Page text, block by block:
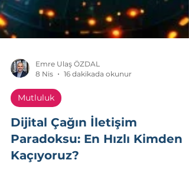
Emre Ulaş ÖZDAL
8 Nis
Mutluluk
Dijital Çağın İletişim
Paradoksu: En Hızlı Kimden